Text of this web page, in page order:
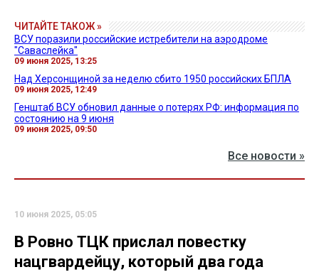
ЧИТАЙТЕ ТАКОЖ »
ВСУ поразили российские истребители на аэродроме
"Саваслейка"
09 июня 2025, 13:25
Над Херсонщиной за неделю сбито 1950 российских БПЛА
09 июня 2025, 12:49
Генштаб ВСУ обновил данные о потерях РФ: информация по
состоянию на 9 июня
09 июня 2025, 09:50
Все новости »
10 июня 2025, 05:05
В Ровно ТЦК прислал повестку
нацгвардейцу, который два года